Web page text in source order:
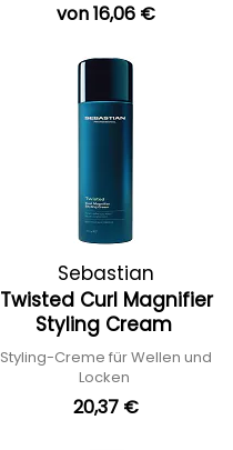
von 16,06 €
Sebastian
Twisted Curl Magnifier
Styling Cream
Styling-Creme für Wellen und
Locken
20,37 €